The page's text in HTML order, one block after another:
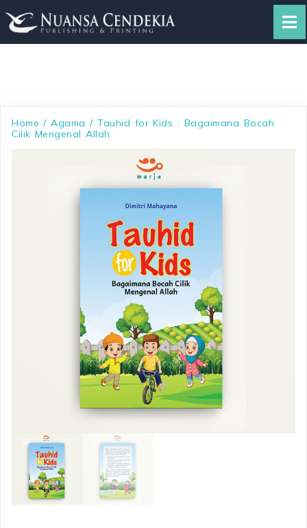
Home /Agama / Tauhid for Kids : Bagaimana Bocah
Cilik Mengenal Allah